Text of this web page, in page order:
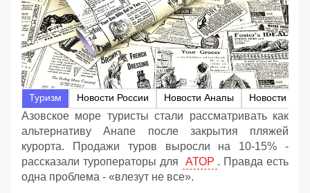
Туризм Новости России Новости Анапы Новости
Азовское море туристы стали рассматривать как
альтернативу Анапе после закрытия пляжей
курорта. Продажи туров выросли на 10-15% -
рассказали туроператоры для
АТОР . Правда есть
одна проблема - «влезут не все».